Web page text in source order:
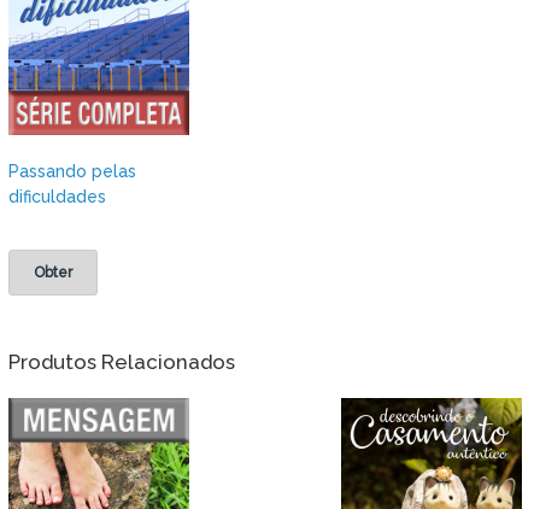
Passando pelas
dificuldades
Obter
Produtos Relacionados